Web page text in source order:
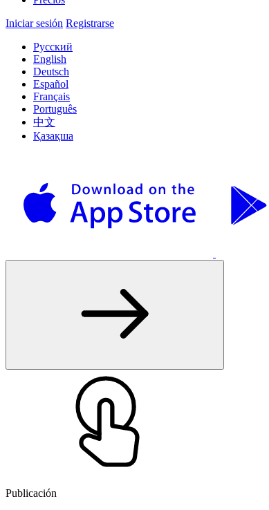
Iniciar sesión Registrarse
Русский
English
Deutsch
Español
Français
Português
中文
Қазақша
Publicación